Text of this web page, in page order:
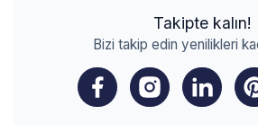
Takipte kalın!
Bizi takip edin yenilikleri